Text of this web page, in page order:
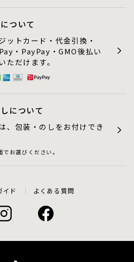
ついて
ットカード・代金引換・
・PayPay・GMO後払い
ただけます。
について
、包装・のしをお付けでき
でお選びください。
イド よくある質問